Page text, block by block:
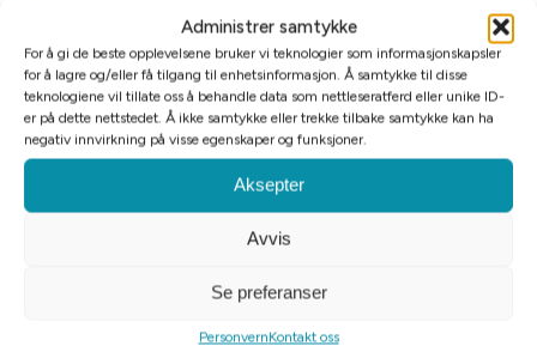
Administrer samtykke
For å gi de beste opplevelsene bruker vi teknologier som informasjonskapsler
for å lagre og/eller få tilgang til enhetsinformasjon. Å samtykke til disse
teknologiene vil tillate oss å behandle data som nettleseratferd eller unike ID-
er på dette nettstedet. Å ikke samtykke eller trekke tilbake samtykke kan ha
negativ innvirkning på visse egenskaper og funksjoner.
Aksepter
Avvis
Se preferanser
PersonvernKontakt oss
Tilleggsinformasjon
Relaterte produkter